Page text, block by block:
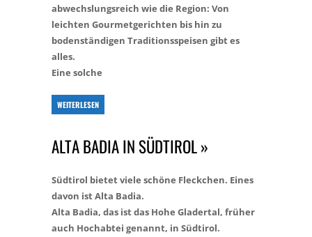
abwechslungsreich wie die Region: Von
leichten Gourmetgerichten bis hin zu
bodenständigen Traditionsspeisen gibt es
alles.
Eine solche
WEITERLESEN
ALTA BADIA IN SÜDTIROL »
Südtirol bietet viele schöne Fleckchen. Eines
davon ist Alta Badia.
Alta Badia, das ist das Hohe Gladertal, früher
auch Hochabtei genannt, in Südtirol.